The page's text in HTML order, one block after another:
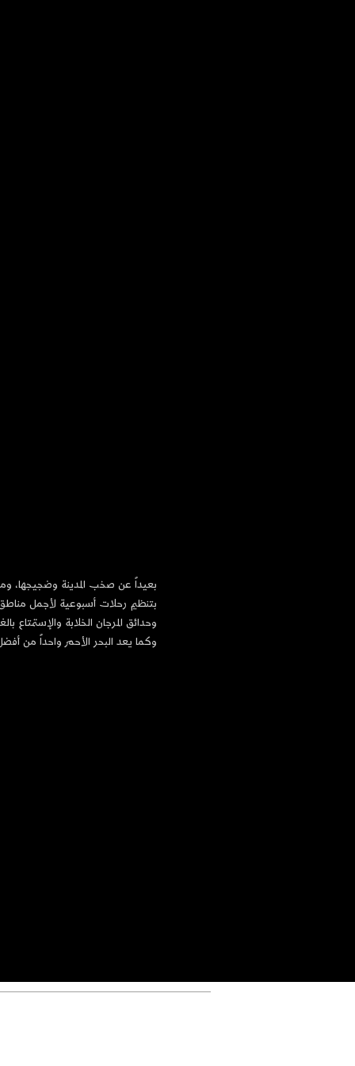
بعيداً عن صخب المدينة وضجيجها،
بتنظيم رحلات أسبوعية لأجمل
وحدائق المرجان الخلابة
وكما يعد البحر الأحمر واحداً من